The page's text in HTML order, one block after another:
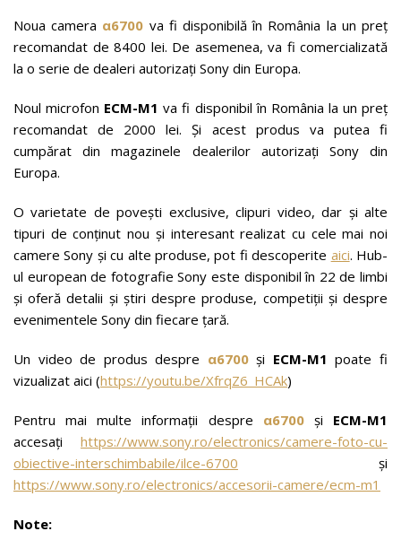
Noua camera α6700 va fi disponibilă în România la un preț
recomandat de 8400 lei. De asemenea, va fi comercializată
la o serie de dealeri autorizați Sony din Europa.
Noul microfon ECM-M1va fi disponibil în România la un preț
recomandat de 2000 lei. Și acest produs va putea fi
cumpărat din magazinele dealerilor autorizați Sony din
Europa.
O varietate de povești exclusive, clipuri video, dar și alte
tipuri de conținut nou și interesant realizat cu cele mai noi
camere Sony și cu alte produse, pot fi descoperite aici. Hub-
ul european de fotografie Sony este disponibil în 22 de limbi
și oferă detalii și știri despre produse, competiții și despre
evenimentele Sony din fiecare țară.
Un video de produs despre α6700și ECM-M1poate fi
vizualizat aici (https://youtu.be/XfrqZ6_HCAk)
Pentru mai multe informații despre α6700și ECM-M1
accesați https://www.sony.ro/electronics/camere-foto-cu-
obiective-interschimbabile/ilce-6700 și
https://www.sony.ro/electronics/accesorii-camere/ecm-m1
Note: